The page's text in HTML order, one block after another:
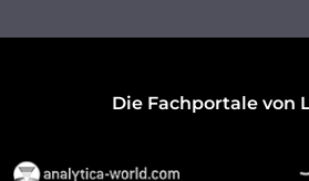
Die Fachportale von